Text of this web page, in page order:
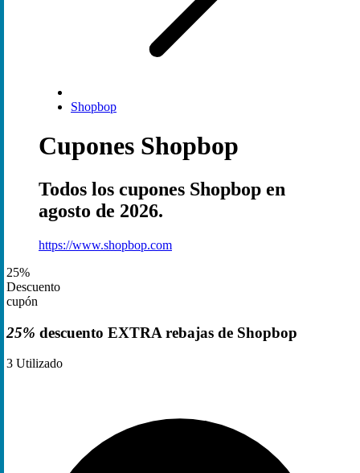
Shopbop
Cupones Shopbop
Todos los cupones Shopbop en
agosto de 2026.
https://www.shopbop.com
25%
Descuento
cupón
25% descuento EXTRA rebajas de Shopbop
3 Utilizado